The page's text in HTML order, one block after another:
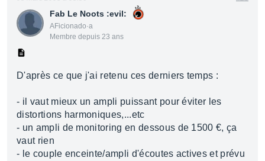
Fab Le Noots :evil:
AFicionado·a
Membre depuis 23 ans
D'après ce que j'ai retenu ces derniers temps :
- il vaut mieux un ampli puissant pour éviter les
distortions harmoniques,...etc
- un ampli de monitoring en dessous de 1500 €, ça
vaut rien
- le couple enceinte/ampli d'écoutes actives et prévu